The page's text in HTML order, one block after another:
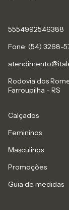
5554992546388
Fone: (54) 3268-
Rodovia dos
Farroupilha - RS
Calçados
Femininos
Masculinos
Promoções
Guia de medidas